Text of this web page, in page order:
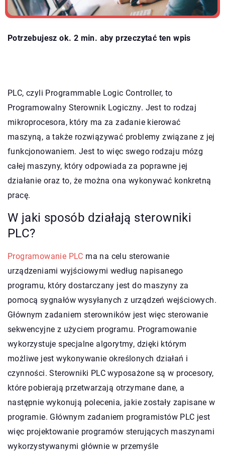
Potrzebujesz ok. 2 min. aby przeczytać ten wpis
PLC, czyli Programmable Logic Controller, to
Programowalny Sterownik Logiczny. Jest to rodzaj
mikroprocesora, który ma za zadanie kierować
maszyną, a także rozwiązywać problemy związane z jej
funkcjonowaniem. Jest to więc swego rodzaju mózg
całej maszyny, który odpowiada za poprawne jej
działanie oraz to, że można ona wykonywać konkretną
pracę.
W jaki sposób działają sterowniki
PLC?
Programowanie PLC ma na celu sterowanie
urządzeniami wyjściowymi według napisanego
programu, który dostarczany jest do maszyny za
pomocą sygnałów wysyłanych z urządzeń wejściowych.
Głównym zadaniem sterowników jest więc sterowanie
sekwencyjne z użyciem programu. Programowanie
wykorzystuje specjalne algorytmy, dzięki którym
możliwe jest wykonywanie określonych działań i
czynności. Sterowniki PLC wyposażone są w procesory,
które pobierają przetwarzają otrzymane dane, a
następnie wykonują polecenia, jakie zostały zapisane w
programie. Głównym zadaniem programistów PLC jest
więc projektowanie programów sterujących maszynami
wykorzystywanymi głównie w przemyśle